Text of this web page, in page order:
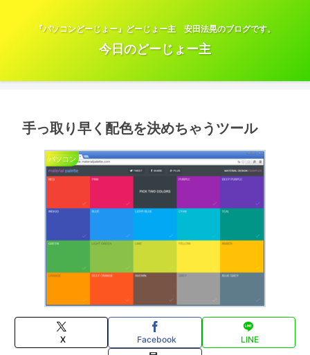
『パソコンどーじょー』どーじょー主 安田法晃のブログです。
今日のどーじょー主
手っ取り早く配色を決めちゃうツール
パソコン
X Facebook LINE